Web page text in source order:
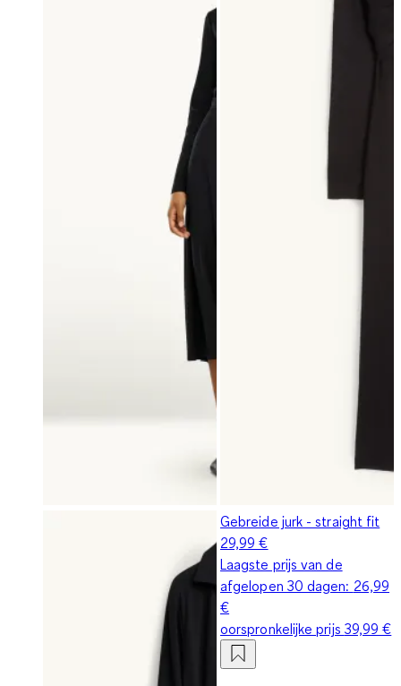
Gebreide jurk - straight fit
29,99 €
Laagste prijs van de
afgelopen 30 dagen: 26,99
€
oorspronkelijke prijs 39,99 €